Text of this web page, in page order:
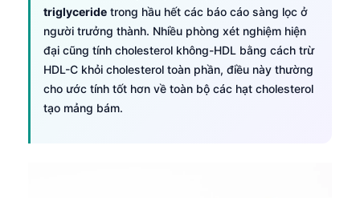
triglyceride trong hầu hết các báo cáo sàng lọc ở
người trưởng thành. Nhiều phòng xét nghiệm hiện
đại cũng tính cholesterol không-HDL bằng cách trừ
HDL-C khỏi cholesterol toàn phần, điều này thường
cho ước tính tốt hơn về toàn bộ các hạt cholesterol
tạo mảng bám.